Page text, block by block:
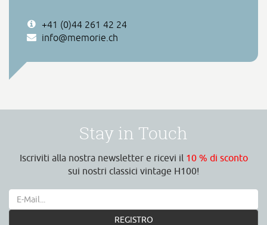
+41 (0)44 261 42 24
info@memorie.ch
Stay in Touch
Iscriviti alla nostra newsletter e ricevi il 10 % di sconto
sui nostri classici vintage H100!
REGISTRO